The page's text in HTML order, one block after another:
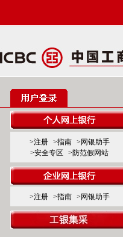
>注册 >指南
>网银助手
>安全专区
>防范假网站
>注册 >指南 >网银助手